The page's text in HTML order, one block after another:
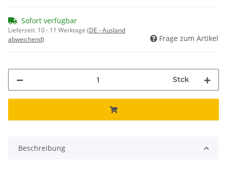
Sofort verfügbar
Lieferzeit: 10 - 11 Werktage (DE - Ausland
abweichend)
Frage zum Artikel
Stck
Beschreibung